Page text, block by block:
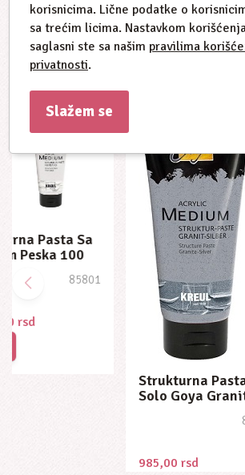
Slični
Solo Goya Granite-
Solo
Gold
1.045,00
korisnicima. Lične podatke o
sa trećim licima. Nastavkom
saglasni ste sa našim pravilima
privatnosti.
Slažem se